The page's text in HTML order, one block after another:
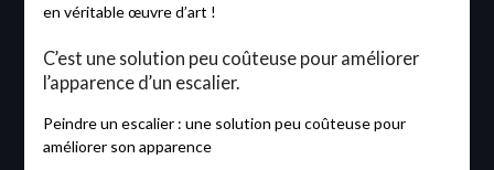
en véritable œuvre d’art !
C’est une solution peu coûteuse pour améliorer
l’apparence d’un escalier.
Peindre un escalier : une solution peu coûteuse pour
améliorer son apparence